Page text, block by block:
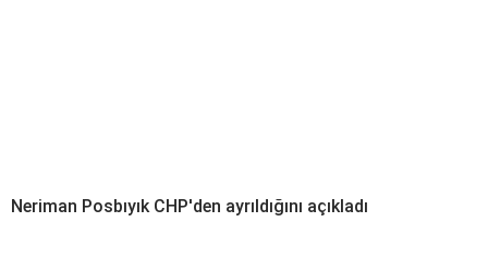
Neriman Posbıyık CHP'den ayrıldığını açıkladı